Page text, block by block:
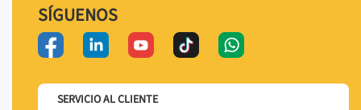
SÍGUENOS
SERVICIO AL CLIENTE